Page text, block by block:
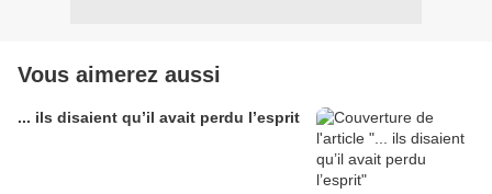
Vous aimerez aussi
... ils disaient qu’il avait perdu l’esprit